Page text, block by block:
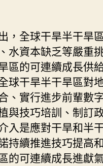
，全球干旱半干旱
水資本缺乏等嚴重
區的可連續成長供
球干旱半干旱區對
、實行進步前輩數
與技巧培訓、制訂
入是應對干旱和半
持續推進技巧提高
的可連續成長進獻